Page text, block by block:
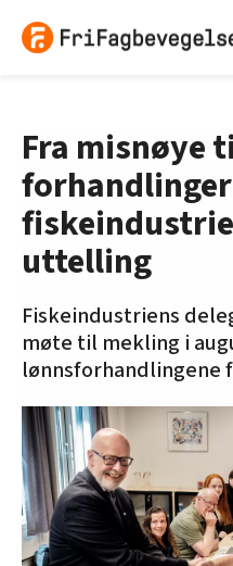
Fra misnøye
uttelling
Fiskeindustriens
møte til mekling i
lønnsforhandlingene